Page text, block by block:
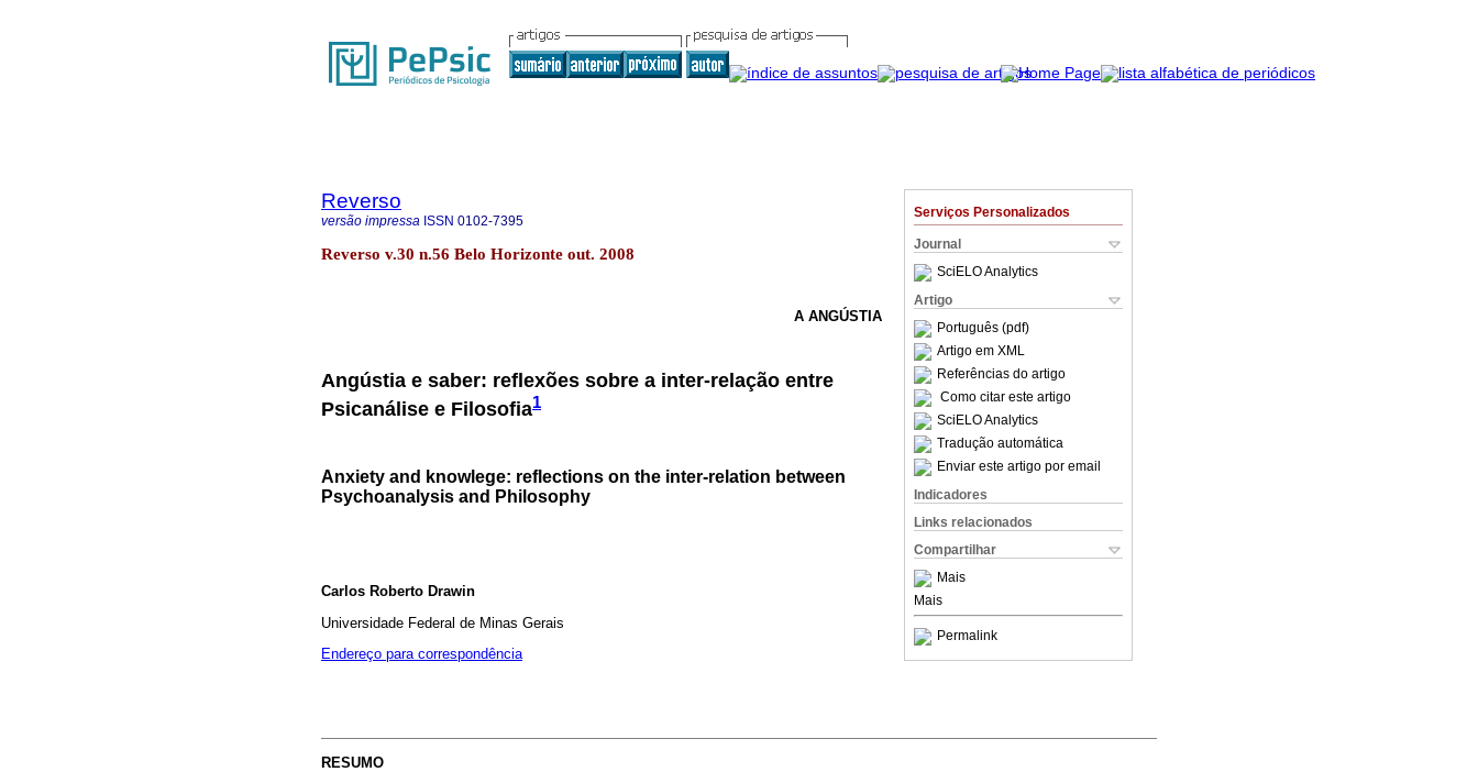
Serviços Personalizados
Journal
SciELO Analytics
Artigo
Português (pdf)
Artigo em XML
Referências do artigo
Como citar este artigo
SciELO Analytics
Tradução automática
Enviar este artigo por email
Indicadores
Links relacionados
Compartilhar
Mais
Mais
Permalink
Reverso
versão impressa ISSN 0102-7395
Reverso v.30 n.56 Belo Horizonte out. 2008
A ANGÚSTIA
Angústia e saber: reflexões sobre a inter-relação entre
Psicanálise e Filosofia1
Anxiety and knowlege: reflections on the inter-relation between
Psychoanalysis and Philosophy
Carlos Roberto Drawin
Universidade Federal de Minas Gerais
Endereço para correspondência
RESUMO